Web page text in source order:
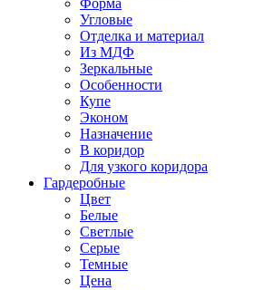
Форма
Угловые
Отделка и материал
Из МДФ
Зеркальные
Особенности
Купе
Эконом
Назначение
В коридор
Для узкого коридора
Гардеробные
Цвет
Белые
Светлые
Серые
Темные
Цена